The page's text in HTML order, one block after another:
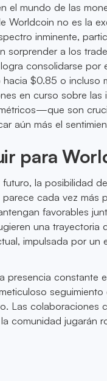
el mundo de las
Worldcoin no es la
inminente,
sorprender a los
consolidarse por
$0.85 o incluso
en curso sobre las
son
aún más el
para
la posibilidad
cada vez más
favorables
una
impulsada por un
presencia constante
Las colaboraciones
comunidad jugarán